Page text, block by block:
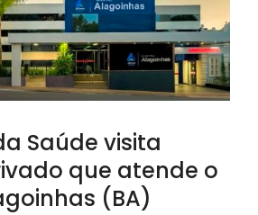
Saúde visita
que atende o
(BA)